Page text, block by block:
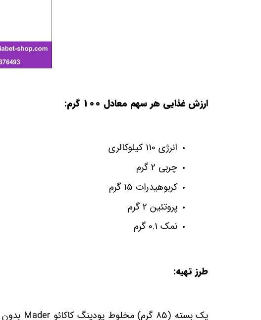
ارزش غذایی هر سهم معادل 100 گرم:
انرژی 110 کیلوکالری
چربی 2 گرم
کربوهیدرات 15 گرم
پروتئین 2 گرم
نمک 0.1 گرم
طرز تهیه: